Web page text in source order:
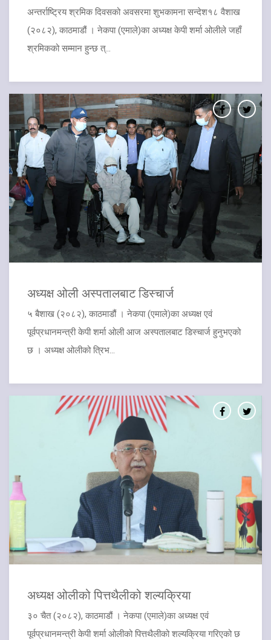
अन्तर्राष्ट्रिय श्रमिक दिवसको अवसरमा शुभकामना सन्देश१८ वैशाख
(२०८२), काठमाडौं । नेकपा (एमाले)का अध्यक्ष केपी शर्मा ओलीले जहाँ
श्रमिकको सम्मान हुन्छ त्...
अध्यक्ष ओली अस्पतालबाट डिस्चार्ज
५ बैशाख (२०८२), काठमाडौं । नेकपा (एमाले)का अध्यक्ष एवं
पूर्वप्रधानमन्त्री केपी शर्मा ओली आज अस्पतालबाट डिस्चार्ज हुनुभएको
छ । अध्यक्ष ओलीको त्रिभ...
अध्यक्ष ओलीको पित्तथैलीको शल्यक्रिया
३० चैत (२०८२), काठमाडौं । नेकपा (एमाले)का अध्यक्ष एवं
पूर्वप्रधानमन्त्री केपी शर्मा ओलीको पित्तथैलीको शल्यक्रिया गरिएको छ